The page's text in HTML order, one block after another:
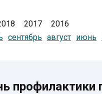
2017
2016
сентябрь август июнь
профилактики